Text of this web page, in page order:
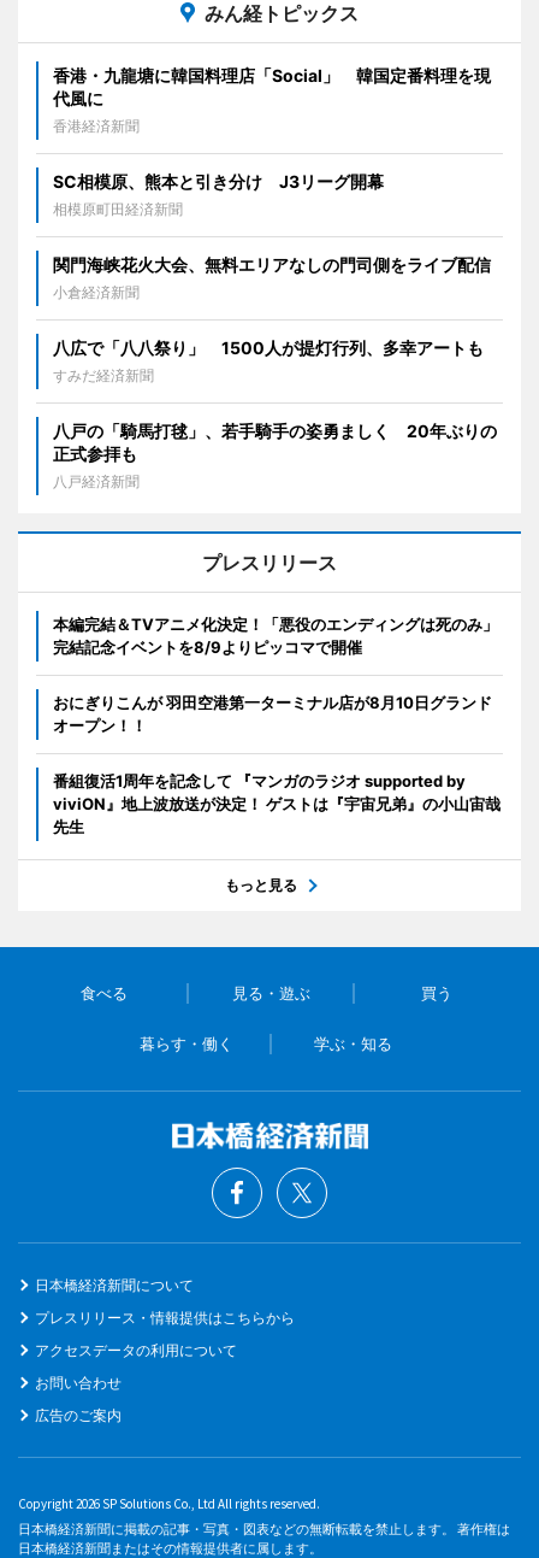
みん経トピックス
香港・九龍塘に韓国料理店「Social」 韓国定番料理を現
代風に
香港経済新聞
SC相模原、熊本と引き分け J3リーグ開幕
相模原町田経済新聞
関門海峡花火大会、無料エリアなしの門司側をライブ配信
小倉経済新聞
八広で「八八祭り」 1500人が提灯行列、多幸アートも
すみだ経済新聞
八戸の「騎馬打毬」、若手騎手の姿勇ましく 20年ぶりの
正式参拝も
八戸経済新聞
プレスリリース
本編完結＆TVアニメ化決定！「悪役のエンディングは死のみ」
完結記念イベントを8/9よりピッコマで開催
おにぎりこんが 羽田空港第一ターミナル店が8月10日グランド
オープン！！
番組復活1周年を記念して 『マンガのラジオ supported by
viviON』地上波放送が決定！ ゲストは『宇宙兄弟』の小山宙哉
先生
もっと見る
食べる 見る・遊ぶ 買う
暮らす・働く 学ぶ・知る
日本橋経済新聞について
プレスリリース・情報提供はこちらから
アクセスデータの利用について
お問い合わせ
広告のご案内
Copyright 2026 SP Solutions Co., Ltd All rights reserved.
日本橋経済新聞に掲載の記事・写真・図表などの無断転載を禁止します。 著作権は
日本橋経済新聞またはその情報提供者に属します。